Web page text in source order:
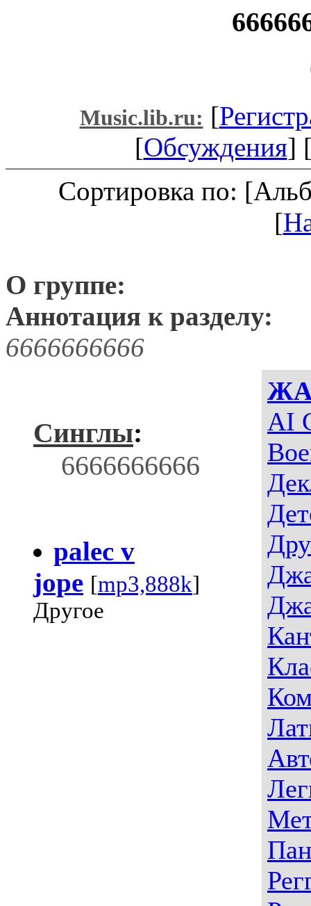
Music.lib.ru: [
[Обсуждения]
Сортировка по:
[
О группе:
Аннотация к разделу:
6666666666
AI
Синглы:
6666666666
palec v
jope [mp3,888k]
Другое